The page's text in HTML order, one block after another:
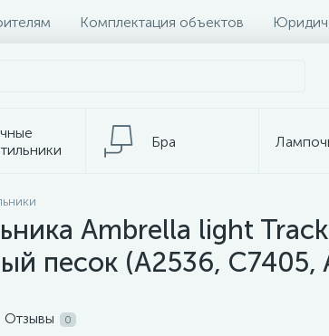
Комплектация объектов
Бра
Ambrella light
песок (A2536, C7405,
Отзывы 0